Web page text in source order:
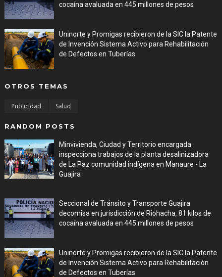
cocaína avaluada en 445 millones de pesos
Uninorte y Promigas recibieron de la SIC la Patente
de Invención Sistema Activo para Rehabilitación
de Defectos en Tuberías
OTROS TEMAS
Publicidad Salud
RANDOM POSTS
Minvivienda, Ciudad y Territorio encargada
inspecciona trabajos de la planta desalinizadora
de La Paz comunidad indígena en Manaure - La
Guajira
Seccional de Tránsito y Transporte Guajira
decomisa en jurisdicción de Riohacha, 81 kilos de
cocaína avaluada en 445 millones de pesos
Uninorte y Promigas recibieron de la SIC la Patente
de Invención Sistema Activo para Rehabilitación
de Defectos en Tuberías